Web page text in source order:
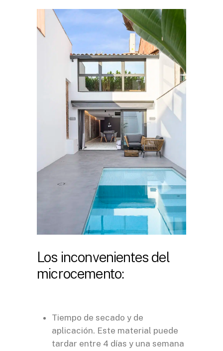
Los inconvenientes del
microcemento:
Tiempo de secado y de
aplicación. Este material puede
tardar entre 4 días y una semana